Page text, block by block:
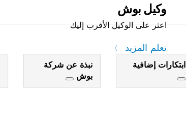
وكيل بوش
اعثر على الوكيل الأقرب إليك
تعلم المزيد
ابتكارات إضافية
نبذة عن شركة
بوش